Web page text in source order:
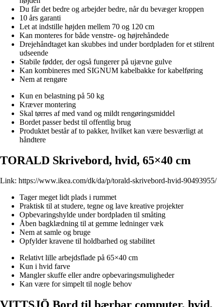
Du får det bedre og arbejder bedre, når du bevæger kroppen
10 års garanti
Let at indstille højden mellem 70 og 120 cm
Kan monteres for både venstre- og højrehåndede
Drejehåndtaget kan skubbes ind under bordpladen for et stilrent
udseende
Stabile fødder, der også fungerer på ujævne gulve
Kan kombineres med SIGNUM kabelbakke for kabelføring
Nem at rengøre
Kun en belastning på 50 kg
Kræver montering
Skal tørres af med vand og mildt rengøringsmiddel
Bordet passer bedst til offentlig brug
Produktet består af to pakker, hvilket kan være besværligt at
håndtere
TORALD Skrivebord, hvid, 65×40 cm
Link: https://www.ikea.com/dk/da/p/torald-skrivebord-hvid-90493955/
Tager meget lidt plads i rummet
Praktisk til at studere, tegne og lave kreative projekter
Opbevaringshylde under bordpladen til småting
Åben bagklædning til at gemme ledninger væk
Nem at samle og bruge
Opfylder kravene til holdbarhed og stabilitet
Relativt lille arbejdsflade på 65×40 cm
Kun i hvid farve
Mangler skuffe eller andre opbevaringsmuligheder
Kan være for simpelt til nogle behov